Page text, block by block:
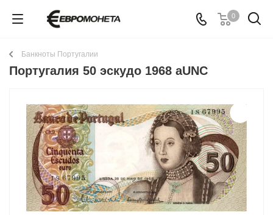
0
Банкноты Португалии
Португалия 50 эскудо 1968 aUNC